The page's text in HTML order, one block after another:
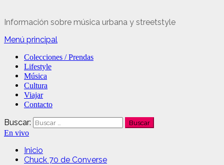
Información sobre música urbana y streetstyle
Menú principal
Colecciones / Prendas
Lifestyle
Música
Cultura
Viajar
Contacto
Buscar:
En vivo
Inicio
Chuck 70 de Converse